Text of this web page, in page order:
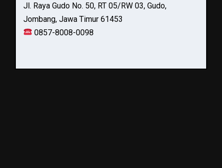
Jl. Raya Gudo No. 50, RT 05/RW 03, Gudo,
Jombang, Jawa Timur 61453
0857-8008-0098